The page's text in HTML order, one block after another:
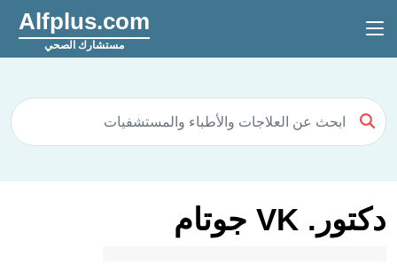
Alfplus.com
مستشارك الصحي
دكتور. VK جوتام